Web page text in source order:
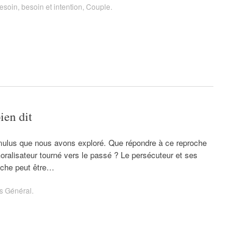
besoin et intention Couple
dit
que nous avons exploré. Que répondre à ce reproche
tourné vers le passé ? Le persécuteur et ses
peut être…
Général